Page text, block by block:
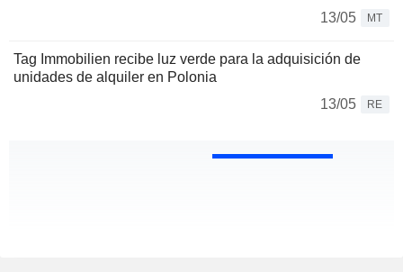
13/05
MT
Tag Immobilien recibe luz verde para la adquisición de
unidades de alquiler en Polonia
13/05
RE